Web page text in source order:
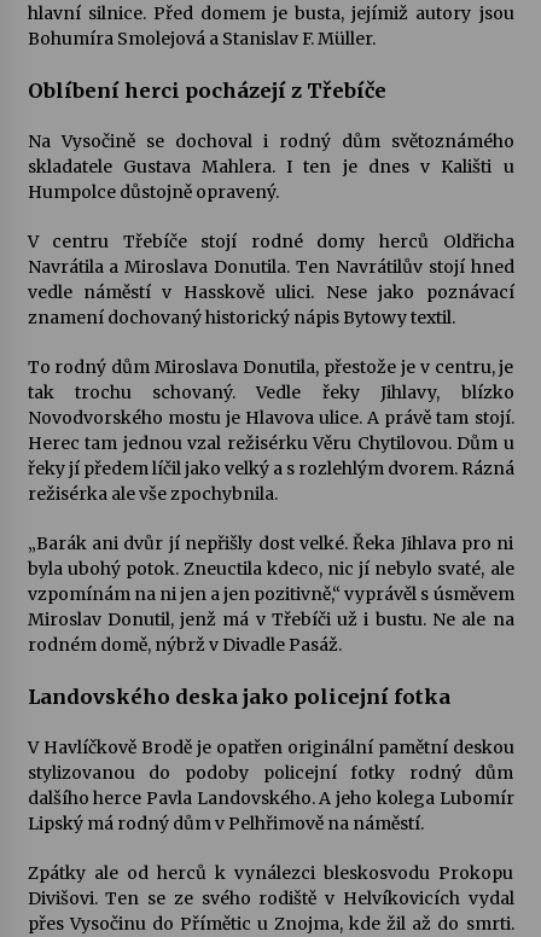
13. 7. 2026
Varhanní recitál Michala Novenka v Klášteře
Želiv
Petr Adamec – Malovaný svět
hlavní silnice. Před domem je busta, jejímiž autory jsou
Bohumíra Smolejová a Stanislav F. Müller.
Oblíbení herci pocházejí z Třebíče
Na Vysočině se dochoval i rodný dům světoznámého
skladatele Gustava Mahlera. I ten je dnes v Kališti u
Humpolce důstojně opravený.
V centru Třebíče stojí rodné domy herců Oldřicha
Navrátila a Miroslava Donutila. Ten Navrátilův stojí hned
vedle náměstí v Hasskově ulici. Nese jako poznávací
znamení dochovaný historický nápis Bytowy textil.
To rodný dům Miroslava Donutila, přestože je v centru, je
tak trochu schovaný. Vedle řeky Jihlavy, blízko
Novodvorského mostu je Hlavova ulice. A právě tam stojí.
Herec tam jednou vzal režisérku Věru Chytilovou. Dům u
řeky jí předem líčil jako velký a s rozlehlým dvorem. Rázná
režisérka ale vše zpochybnila.
„Barák ani dvůr jí nepřišly dost velké. Řeka Jihlava pro ni
byla ubohý potok. Zneuctila kdeco, nic jí nebylo svaté, ale
vzpomínám na ni jen a jen pozitivně,“ vyprávěl s úsměvem
Miroslav Donutil, jenž má v Třebíči už i bustu. Ne ale na
rodném domě, nýbrž v Divadle Pasáž.
Landovského deska jako policejní fotka
V Havlíčkově Brodě je opatřen originální pamětní deskou
stylizovanou do podoby policejní fotky rodný dům
dalšího herce Pavla Landovského. A jeho kolega Lubomír
Lipský má rodný dům v Pelhřimově na náměstí.
Zpátky ale od herců k vynálezci bleskosvodu Prokopu
Divišovi. Ten se ze svého rodiště v Helvíkovicích vydal
přes Vysočinu do Přímětic u Znojma, kde žil až do smrti.